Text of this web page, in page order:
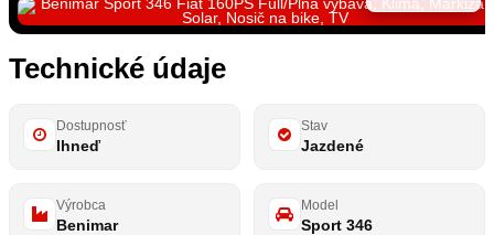
Technické údaje
Dostupnosť
Ihneď
Stav
Jazdené
Výrobca
Benimar
Model
Sport 346